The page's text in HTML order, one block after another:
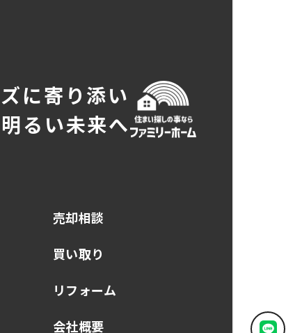
に寄り添い
るい未来へ
売却相談
買い取り
リフォーム
会社概要